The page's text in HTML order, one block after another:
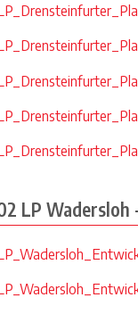
LP Wadersloh